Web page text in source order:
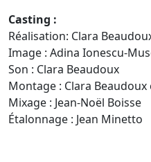
Casting :
Réalisation: Clara
Image : Adina Ionescu-
Son : Clara Beaudoux
Montage : Clara
Mixage : Jean-Noël Boisse
Étalonnage : Jean Minetto